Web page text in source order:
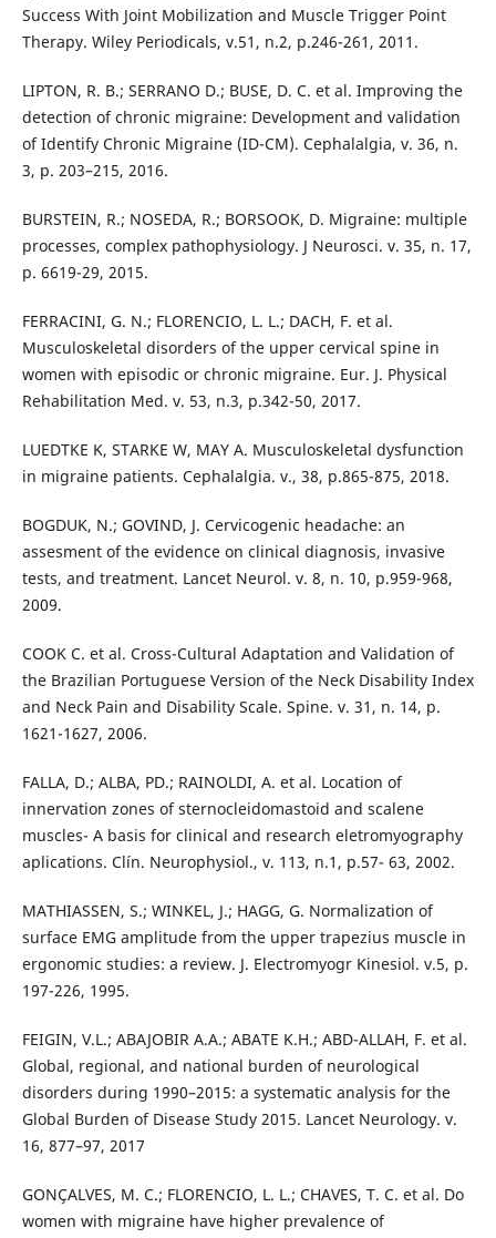
Success With Joint Mobilization and Muscle Trigger Point
Therapy. Wiley Periodicals, v.51, n.2, p.246-261, 2011.
LIPTON, R. B.; SERRANO D.; BUSE, D. C. et al. Improving the
detection of chronic migraine: Development and validation
of Identify Chronic Migraine (ID-CM). Cephalalgia, v. 36, n.
3, p. 203–215, 2016.
BURSTEIN, R.; NOSEDA, R.; BORSOOK, D. Migraine: multiple
processes, complex pathophysiology. J Neurosci. v. 35, n. 17,
p. 6619-29, 2015.
FERRACINI, G. N.; FLORENCIO, L. L.; DACH, F. et al.
Musculoskeletal disorders of the upper cervical spine in
women with episodic or chronic migraine. Eur. J. Physical
Rehabilitation Med. v. 53, n.3, p.342-50, 2017.
LUEDTKE K, STARKE W, MAY A. Musculoskeletal dysfunction
in migraine patients. Cephalalgia. v., 38, p.865-875, 2018.
BOGDUK, N.; GOVIND, J. Cervicogenic headache: an
assesment of the evidence on clinical diagnosis, invasive
tests, and treatment. Lancet Neurol. v. 8, n. 10, p.959-968,
2009.
COOK C. et al. Cross-Cultural Adaptation and Validation of
the Brazilian Portuguese Version of the Neck Disability Index
and Neck Pain and Disability Scale. Spine. v. 31, n. 14, p.
1621-1627, 2006.
FALLA, D.; ALBA, PD.; RAINOLDI, A. et al. Location of
innervation zones of sternocleidomastoid and scalene
muscles- A basis for clinical and research eletromyography
aplications. Clín. Neurophysiol., v. 113, n.1, p.57- 63, 2002.
MATHIASSEN, S.; WINKEL, J.; HAGG, G. Normalization of
surface EMG amplitude from the upper trapezius muscle in
ergonomic studies: a review. J. Electromyogr Kinesiol. v.5, p.
197-226, 1995.
FEIGIN, V.L.; ABAJOBIR A.A.; ABATE K.H.; ABD-ALLAH, F. et al.
Global, regional, and national burden of neurological
disorders during 1990–2015: a systematic analysis for the
Global Burden of Disease Study 2015. Lancet Neurology. v.
16, 877–97, 2017
GONÇALVES, M. C.; FLORENCIO, L. L.; CHAVES, T. C. et al. Do
women with migraine have higher prevalence of